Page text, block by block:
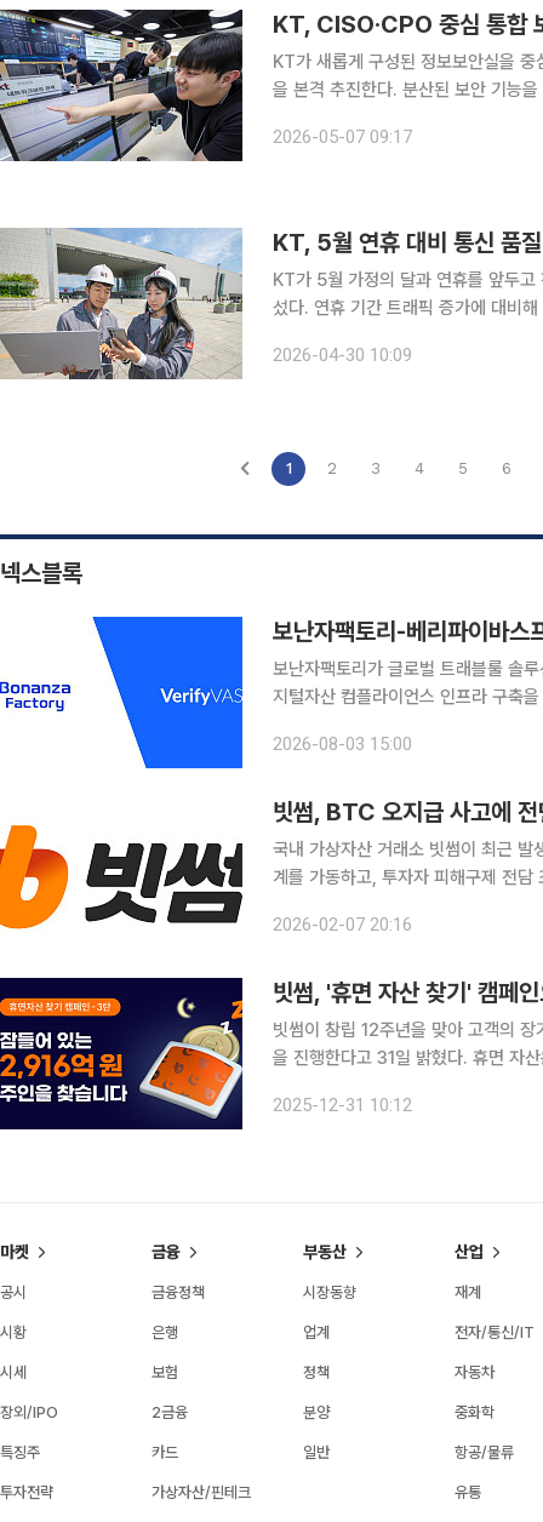
KT가 새롭게 구성된 정보보안실을
을 본격 추진한다. 분산된 보안 기능
안 기능을 ‘정보보안실’로 통합하고,
2026-05-07 09:17
KT, 5월 연휴 대비 통신 품
KT가 5월 가정의 달과 연휴를 앞두
섰다. 연휴 기간 트래픽 증가에 대비
예상되는 약 500여 곳을 대상으로 통
2026-04-30 10:09
1 2 3 4 5 6
넥스블록
보난자팩토리-베리파이바스
보난자팩토리가 글로벌 트래블룰 솔
지털자산 컴플라이언스 인프라 구축을 위한
금세탁방지(AML), 고객확인 및 트래
2026-08-03 15:00
빗썸, BTC 오지급 사고에
국내 가상자산 거래소 빗썸이 최근
계를 가동하고, 투자자 피해구제 전
함께 고객 자산 보호 및 거래 안정성
2026-02-07 20:16
빗썸, '휴면 자산 찾기' 캠페
빗썸이 창립 12주년을 맞아 고객의
을 진행한다고 31일 밝혔다. 휴면 자산은 최근 1년 이상 접속 및 거래 이력이 없는 계정에 남아 있는
선으로 실현하며 고객이 보유 자산의
2025-12-31 10:12
마켓
공시
시황
시세
장외/IPO
특징주
투자전략
금융
금융정책
은행
보험
2금융
카드
가상자산/핀테크
부동산
시장동향
업계
정책
분양
일반
산업
재계
전자/통신/IT
자동차
중화학
항공/물류
유통